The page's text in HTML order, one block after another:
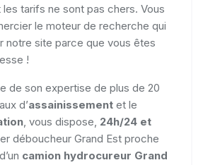
tarifs ne sont pas chers. Vous
le moteur de recherche qui
notre site parce que vous êtes
!
de son expertise de plus de 20
d’assainissement et le
, vous dispose, 24h/24 et
déboucheur Grand Est proche
camion hydrocureur Grand